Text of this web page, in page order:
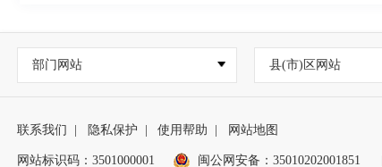
部门网站 县(市)区网站
联系我们 隐私保护 使用帮助 网站地图
网站标识码：3501000001 闽公网安备： 35010202001851